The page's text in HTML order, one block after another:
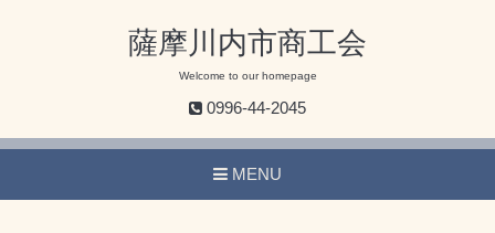
薩󠄀摩川内市商工会
Welcome to our homepage
0996-44-2045
MENU